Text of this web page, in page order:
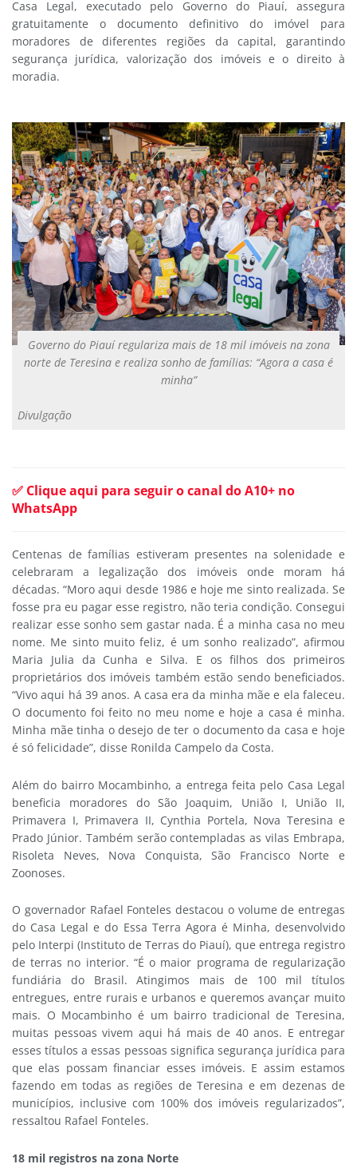
Casa Legal, executado pelo Governo do Piauí, assegura
gratuitamente o documento definitivo do imóvel para
moradores de diferentes regiões da capital, garantindo
segurança jurídica, valorização dos imóveis e o direito à
moradia.
Governo do Piauí regulariza mais de 18 mil imóveis na zona
norte de Teresina e realiza sonho de famílias: “Agora a casa é
minha”
Divulgação
✅ Clique aqui para seguir o canal do A10+ no
WhatsApp
Centenas de famílias estiveram presentes na solenidade e
celebraram a legalização dos imóveis onde moram há
décadas. “Moro aqui desde 1986 e hoje me sinto realizada. Se
fosse pra eu pagar esse registro, não teria condição. Consegui
realizar esse sonho sem gastar nada. É a minha casa no meu
nome. Me sinto muito feliz, é um sonho realizado”, afirmou
Maria Julia da Cunha e Silva. E os filhos dos primeiros
proprietários dos imóveis também estão sendo beneficiados.
“Vivo aqui há 39 anos. A casa era da minha mãe e ela faleceu.
O documento foi feito no meu nome e hoje a casa é minha.
Minha mãe tinha o desejo de ter o documento da casa e hoje
é só felicidade”, disse Ronilda Campelo da Costa.
Além do bairro Mocambinho, a entrega feita pelo Casa Legal
beneficia moradores do São Joaquim, União I, União II,
Primavera I, Primavera II, Cynthia Portela, Nova Teresina e
Prado Júnior. Também serão contempladas as vilas Embrapa,
Risoleta Neves, Nova Conquista, São Francisco Norte e
Zoonoses.
O governador Rafael Fonteles destacou o volume de entregas
do Casa Legal e do Essa Terra Agora é Minha, desenvolvido
pelo Interpi (Instituto de Terras do Piauí), que entrega registro
de terras no interior. “É o maior programa de regularização
fundiária do Brasil. Atingimos mais de 100 mil títulos
entregues, entre rurais e urbanos e queremos avançar muito
mais. O Mocambinho é um bairro tradicional de Teresina,
muitas pessoas vivem aqui há mais de 40 anos. E entregar
esses títulos a essas pessoas significa segurança jurídica para
que elas possam financiar esses imóveis. E assim estamos
fazendo em todas as regiões de Teresina e em dezenas de
municípios, inclusive com 100% dos imóveis regularizados”,
ressaltou Rafael Fonteles.
18 mil registros na zona Norte